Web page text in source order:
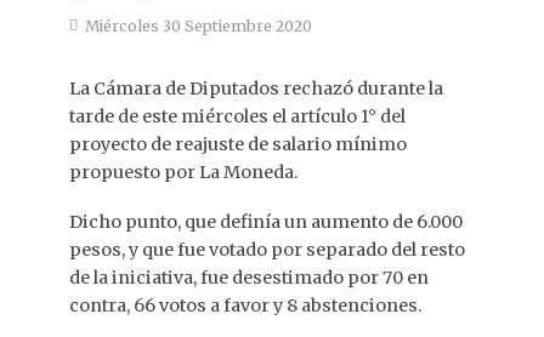
Miércoles 30 Septiembre 2020
La Cámara de Diputados rechazó durante la
tarde de este miércoles el artículo 1° del
proyecto de reajuste de salario mínimo
propuesto por La Moneda.
Dicho punto, que definía un aumento de 6.000
pesos, y que fue votado por separado del resto
de la iniciativa, fue desestimado por 70 en
contra, 66 votos a favor y 8 abstenciones.